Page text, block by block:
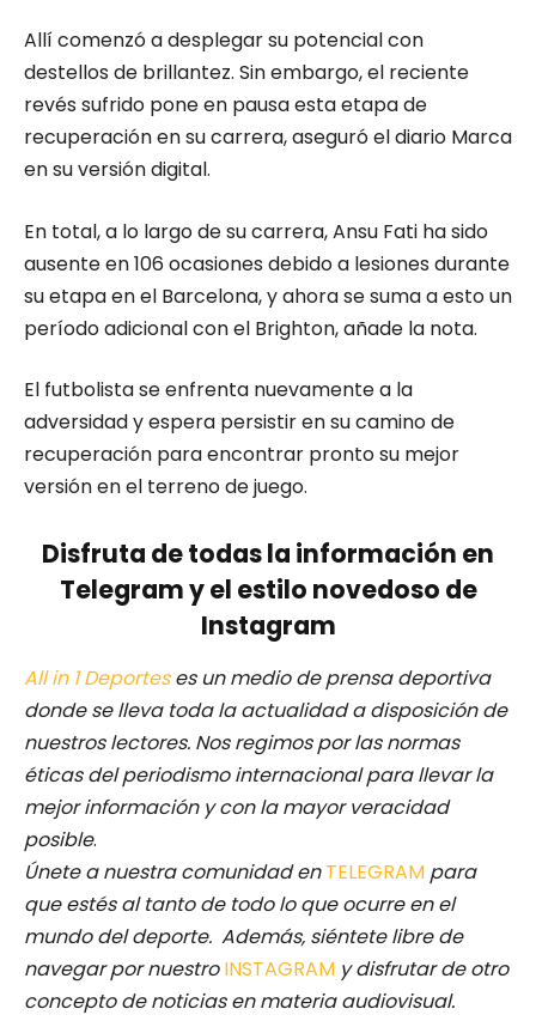
Allí comenzó a desplegar su potencial con
destellos de brillantez. Sin embargo, el reciente
revés sufrido pone en pausa esta etapa de
recuperación en su carrera, aseguró el diario Marca
en su versión digital.
En total, a lo largo de su carrera, Ansu Fati ha sido
ausente en 106 ocasiones debido a lesiones durante
su etapa en el Barcelona, y ahora se suma a esto un
período adicional con el Brighton, añade la nota.
El futbolista se enfrenta nuevamente a la
adversidad y espera persistir en su camino de
recuperación para encontrar pronto su mejor
versión en el terreno de juego.
Disfruta de todas la información en
Telegram y el estilo novedoso de
Instagram
All in 1 Deporteses un medio de prensa deportiva
donde se lleva toda la actualidad a disposición de
nuestros lectores. Nos regimos por las normas
éticas del periodismo internacional para llevar la
mejor información y con la mayor veracidad
posible.
Únete a nuestra comunidad enTELEGRAM para
que estés al tanto de todo lo que ocurre en el
mundo del deporte. Además, siéntete libre de
navegar por nuestro INSTAGRAM y disfrutar de otro
concepto de noticias en materia audiovisual.